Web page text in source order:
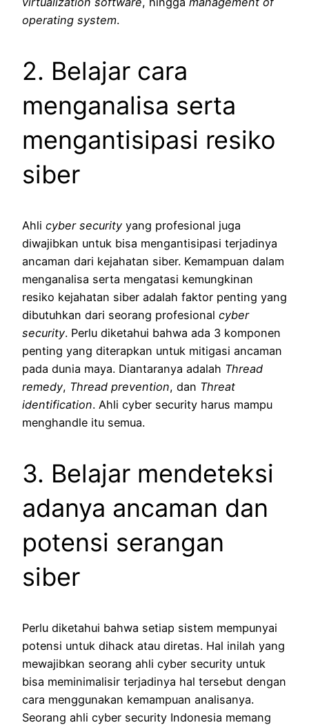
operating system.
2. Belajar cara
menganalisa serta
mengantisipasi resiko
siber
Ahli cyber security yang profesional juga
diwajibkan untuk bisa mengantisipasi terjadinya
ancaman dari kejahatan siber. Kemampuan dalam
menganalisa serta mengatasi kemungkinan
resiko kejahatan siber adalah faktor penting yang
dibutuhkan dari seorang profesional cyber
security. Perlu diketahui bahwa ada 3 komponen
penting yang diterapkan untuk mitigasi ancaman
pada dunia maya. Diantaranya adalah Thread
remedy, Thread prevention, dan Threat
identification. Ahli cyber security harus mampu
menghandle itu semua.
3. Belajar mendeteksi
adanya ancaman dan
potensi serangan
siber
Perlu diketahui bahwa setiap sistem mempunyai
potensi untuk dihack atau diretas. Hal inilah yang
mewajibkan seorang ahli cyber security untuk
bisa meminimalisir terjadinya hal tersebut dengan
cara menggunakan kemampuan analisanya.
Seorang ahli cyber security Indonesia memang